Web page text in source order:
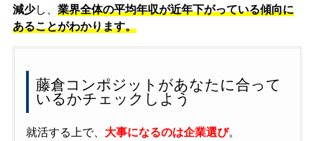
減少し、 業界全体の平均年収が近年下がっている傾向に
あることがわかります。
藤倉コンポジットがあなたに合って
いるかチェックしよう
就活する上で、 大事になるのは企業選び。